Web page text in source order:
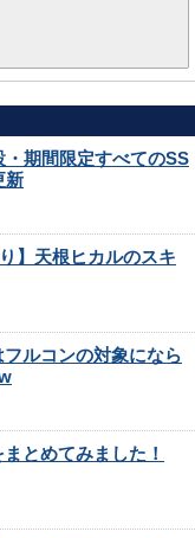
期間限定すべてのSS
新
】天根ヒカルのスキ
ルコンの対象になら
とめてみました！